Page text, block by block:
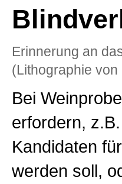
Erinnerung an
(Lithographie
Bei
erfordern,
Kandidaten
werden soll,